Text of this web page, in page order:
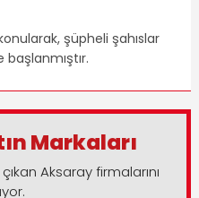
şüpheli şahıslar
Markaları
Aksaray firmalarını